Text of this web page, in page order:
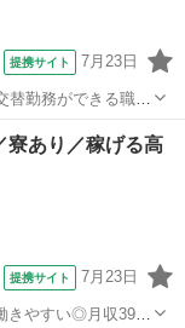
提携サイト 7月23日
替勤務ができる職場
寮あり／稼げる高
提携サイト 7月23日
きやすい◎月収39万